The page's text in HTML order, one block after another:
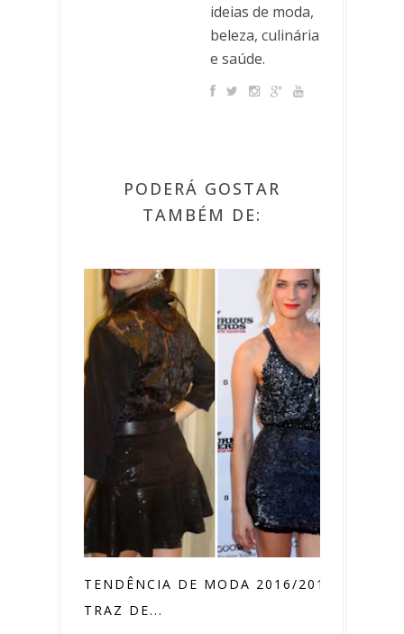
ideias de moda,
beleza, culinária
e saúde.
PODERÁ GOSTAR
TAMBÉM DE:
TENDÊNCIA DE MODA 2016/2017
TRAZ DE...